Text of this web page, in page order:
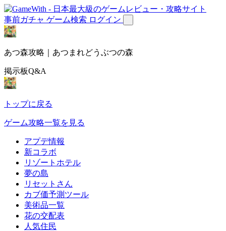
事前ガチャ ゲーム検索 ログイン
あつ森攻略｜あつまれどうぶつの森
掲示板Q&A
トップに戻る
ゲーム攻略一覧を見る
アプデ情報
新コラボ
リゾートホテル
夢の島
リセットさん
カブ価予測ツール
美術品一覧
花の交配表
人気住民